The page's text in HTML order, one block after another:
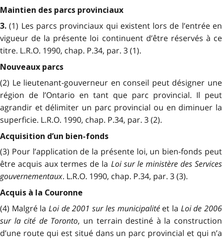
Maintien des parcs provinciaux
3.(1) Les parcs provinciaux qui existent lors de l’entrée en
vigueur de la présente loi continuent d’être réservés à ce
titre. L.R.O. 1990, chap. P.34, par. 3 (1).
Nouveaux parcs
(2) Le lieutenant-gouverneur en conseil peut désigner une
région de l’Ontario en tant que parc provincial. Il peut
agrandir et délimiter un parc provincial ou en diminuer la
superficie. L.R.O. 1990, chap. P.34, par. 3 (2).
Acquisition d’un bien-fonds
(3) Pour l’application de la présente loi, un bien-fonds peut
être acquis aux termes de la Loi sur le ministère des Services
gouvernementaux. L.R.O. 1990, chap. P.34, par. 3 (3).
Acquis à la Couronne
(4) Malgré laLoi de 2001 sur les municipalitéet la Loi de 2006
sur la cité de Toronto, un terrain destiné à la construction
d’une route qui est situé dans un parc provincial et qui n’a